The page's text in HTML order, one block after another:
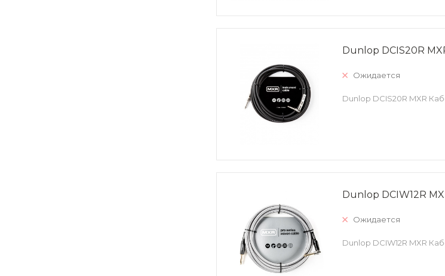
Dunlop DCIS20R
Ожидается
Dunlop DCIS20R MXR
Dunlop DCIW12R
Ожидается
Dunlop DCIW12R MXR